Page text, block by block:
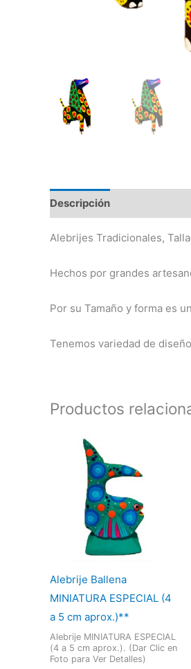
Descripción
Alebrijes Tradicionales,
Hechos por grandes
Por su Tamaño y forma es
Tenemos variedad de
Productos
Alebrije Ballena
MINIATURA ESPECIAL (4
a 5 cm aprox.)**
Alebrije MINIATURA ESPECIAL
(4 a 5 cm aprox.). (Dar Clic en
Foto para Ver Detalles)